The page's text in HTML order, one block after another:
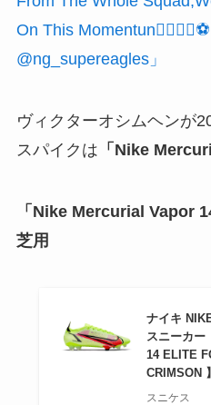
On This
@ng_supereagles」
ヴィクターオシムヘンが
スパイクは 「Nike
「Nike Mercurial Vapor
芝用
ナイキ
スニーカー
14 ELITE
CRIMSON 】
スニケス